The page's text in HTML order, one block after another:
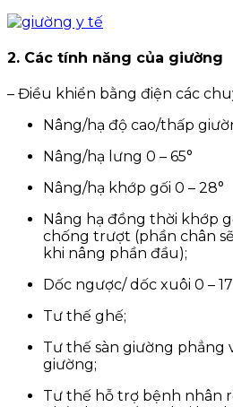
2. Các tính năng của giường
– Điều khiển bằng điện các
Nâng/hạ độ cao/thấp
Nâng/hạ lưng 0 – 65°
Nâng/hạ khớp gối 0 – 28°
Nâng hạ đồng thời khớp
chống trượt (phần chân
khi nâng phần đầu);
Dốc ngược/ dốc xuôi 0 –
Tư thế ghế;
Tư thế sàn giường phẳng
giường;
Tư thế hỗ trợ bệnh nhân